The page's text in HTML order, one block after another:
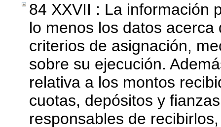
84 XXVII : La información
lo menos los datos
criterios de asignación,
sobre su ejecución.
relativa a los montos
cuotas, depósitos y
responsables de